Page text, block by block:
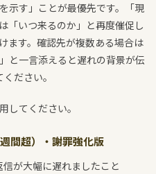
示す」ことが最優先です。「現
「いつ来るのか」と再度催促し
ます。確認先が複数ある場合は
と一言添えると遅れの背景が伝
ださい。
してください。
間超）・謝罪強化版
が大幅に遅れましたこと